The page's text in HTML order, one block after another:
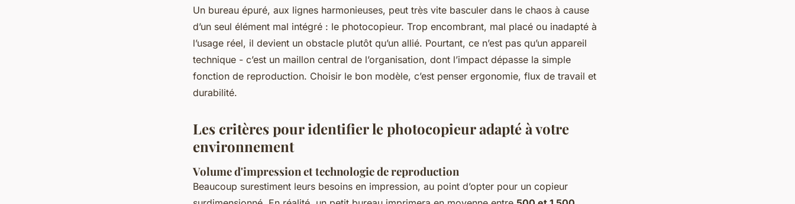
Choisissez le photocopieur idéal pour
optimiser votre bureau
7 min de lecture
Un bureau épuré, aux lignes harmonieuses, peut très vite basculer dans le chaos à cause
d’un seul élément mal intégré : le photocopieur. Trop encombrant, mal placé ou inadapté à
l’usage réel, il devient un obstacle plutôt qu’un allié. Pourtant, ce n’est pas qu’un appareil
technique - c’est un maillon central de l’organisation, dont l’impact dépasse la simple
fonction de reproduction. Choisir le bon modèle, c’est penser ergonomie, flux de travail et
durabilité.
Les critères pour identifier le photocopieur adapté à votre
environnement
Volume d'impression et technologie de reproduction
Beaucoup surestiment leurs besoins en impression, au point d’opter pour un copieur